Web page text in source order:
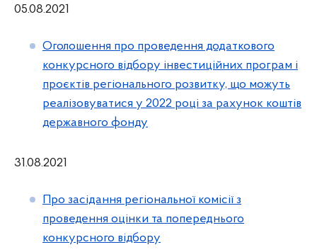
05.08.2021
Оголошення про проведення додаткового
конкурсного відбору інвестиційних програм і
проєктів регіонального розвитку, що можуть
реалізовуватися у 2022 році за рахунок коштів
державного фонду
31.08.2021
Про засідання регіональної комісії з
проведення оцінки та попереднього
конкурсного відбору